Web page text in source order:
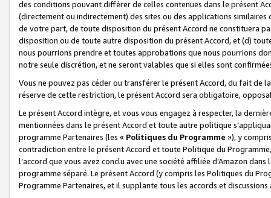
des conditions pouvant différer de celles contenues dans le présent
(directement ou indirectement) des sites ou des applications
de votre part, de toute disposition du présent Accord ne constituera
disposition ou de toute autre disposition du présent Accord, et (d)
nous pourrions prendre et toutes approbations que nous pourrions
notre seule discrétion, et ne seront valables que si elles sont
Vous ne pouvez pas céder ou transférer le présent Accord, du fait de
réserve de cette restriction, le présent Accord sera obligatoire,
Le présent Accord intègre, et vous vous engagez à respecter, la
mentionnées dans le présent Accord et toute autre politique
programme Partenaires (les « Politiques du Programme »), y
contradiction entre le présent Accord et toute Politique du
l’accord que vous avez conclu avec une société affiliée d’Amazon
programme séparé. Le présent Accord (y compris les Politiques du
Programme Partenaires, et il supplante tous les accords et discussions